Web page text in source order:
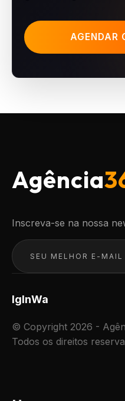
AGENDAR
Agência
Inscreva-se na nossa
IgInWa
© Copyright 2026 -
Todos os direitos